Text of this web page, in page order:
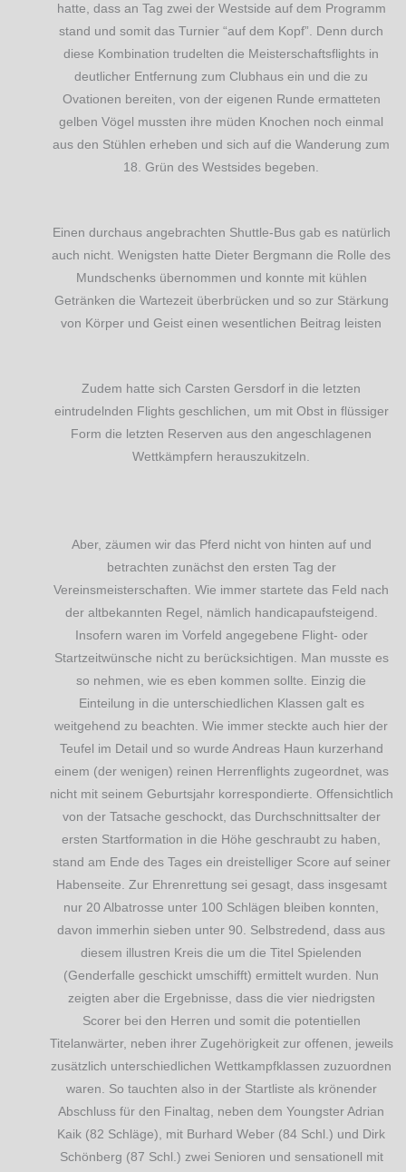
hatte, dass an Tag zwei der Westside auf dem Programm
stand und somit das Turnier “auf dem Kopf”. Denn durch
diese Kombination trudelten die Meisterschaftsflights in
deutlicher Entfernung zum Clubhaus ein und die zu
Ovationen bereiten, von der eigenen Runde ermatteten
gelben Vögel mussten ihre müden Knochen noch einmal
aus den Stühlen erheben und sich auf die Wanderung zum
18. Grün des Westsides begeben.
Einen durchaus angebrachten Shuttle-Bus gab es natürlich
auch nicht. Wenigsten hatte Dieter Bergmann die Rolle des
Mundschenks übernommen und konnte mit kühlen
Getränken die Wartezeit überbrücken und so zur Stärkung
von Körper und Geist einen wesentlichen Beitrag leisten
Zudem hatte sich Carsten Gersdorf in die letzten
eintrudelnden Flights geschlichen, um mit Obst in flüssiger
Form die letzten Reserven aus den angeschlagenen
Wettkämpfern herauszukitzeln.
Aber, zäumen wir das Pferd nicht von hinten auf und
betrachten zunächst den ersten Tag der
Vereinsmeisterschaften. Wie immer startete das Feld nach
der altbekannten Regel, nämlich handicapaufsteigend.
Insofern waren im Vorfeld angegebene Flight- oder
Startzeitwünsche nicht zu berücksichtigen. Man musste es
so nehmen, wie es eben kommen sollte. Einzig die
Einteilung in die unterschiedlichen Klassen galt es
weitgehend zu beachten. Wie immer steckte auch hier der
Teufel im Detail und so wurde Andreas Haun kurzerhand
einem (der wenigen) reinen Herrenflights zugeordnet, was
nicht mit seinem Geburtsjahr korrespondierte. Offensichtlich
von der Tatsache geschockt, das Durchschnittsalter der
ersten Startformation in die Höhe geschraubt zu haben,
stand am Ende des Tages ein dreistelliger Score auf seiner
Habenseite. Zur Ehrenrettung sei gesagt, dass insgesamt
nur 20 Albatrosse unter 100 Schlägen bleiben konnten,
davon immerhin sieben unter 90. Selbstredend, dass aus
diesem illustren Kreis die um die Titel Spielenden
(Genderfalle geschickt umschifft) ermittelt wurden. Nun
zeigten aber die Ergebnisse, dass die vier niedrigsten
Scorer bei den Herren und somit die potentiellen
Titelanwärter, neben ihrer Zugehörigkeit zur offenen, jeweils
zusätzlich unterschiedlichen Wettkampfklassen zuzuordnen
waren. So tauchten also in der Startliste als krönender
Abschluss für den Finaltag, neben dem Youngster Adrian
Kaik (82 Schläge), mit Burhard Weber (84 Schl.) und Dirk
Schönberg (87 Schl.) zwei Senioren und sensationell mit